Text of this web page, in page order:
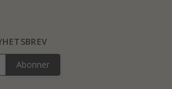
Abonner